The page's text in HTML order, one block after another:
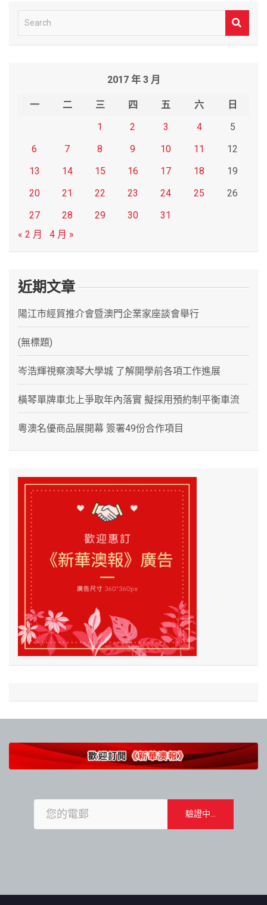
e
2017 年 3 月
一 二 三 四 五 六
日
1
2 3 4
5
6
7 8 9 10 11
12
13
14 15 16 17 18
19
20
21 22 23 24 25
26
27
28 29 30
31
« 2 月
4 月 »
近期文章
陽江市經貿推介會暨澳門企業家座談會舉行
(無標題)
岑浩輝視察澳琴大學城 了解開學前各項工作進展
橫琴單牌車北上爭取年內落實 擬採用預約制平衡車流
粵澳名優商品展開幕 簽署49份合作項目